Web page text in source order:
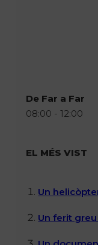
De Far a Far
08:00 - 12:00
EL MÉS VIST
Un
Un ferit